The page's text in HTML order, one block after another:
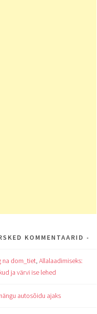
KOMMENTAARID
na dom_tiet, Allalaadimiseks:
ja värvi ise lehed
autosõidu ajaks